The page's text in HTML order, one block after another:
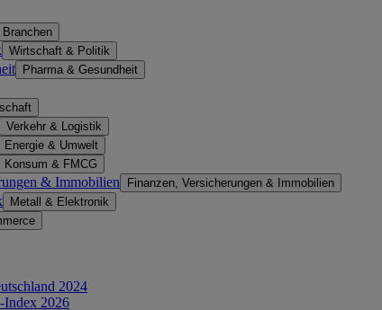
Wirtschaft & Politik
Pharma & Gesundheit
Verkehr & Logistik
Energie & Umwelt
Konsum & FMCG
& Immobilien Finanzen, Versicherungen & Immobilien
Metall & Elektronik
2024
2026